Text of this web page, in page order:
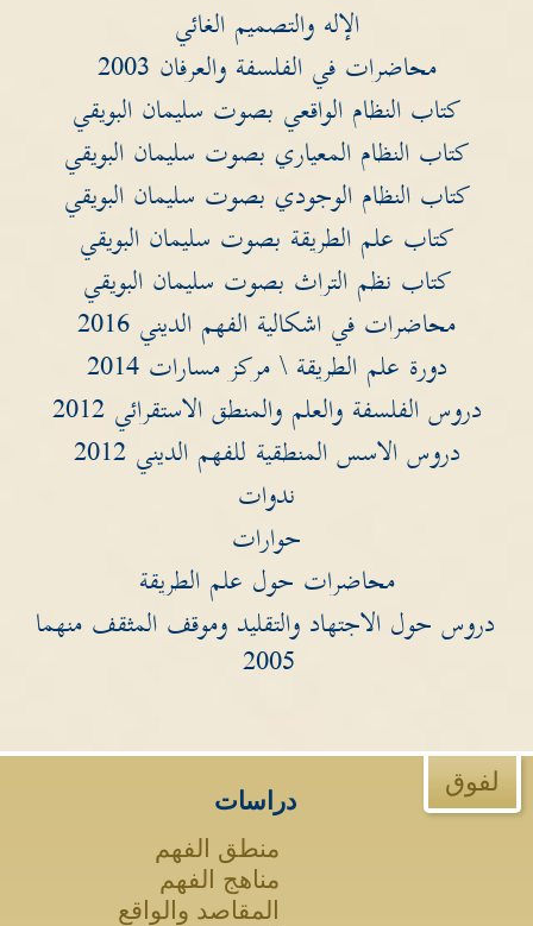
الإله والتصميم الغائي
محاضرات في الفلسفة والعرفان 2003
كتاب النظام الواقعي بصوت سليمان البويقي
كتاب النظام المعياري بصوت سليمان البويقي
كتاب النظام الوجودي بصوت سليمان البويقي
كتاب علم الطريقة بصوت سليمان البويقي
كتاب نظم التراث بصوت سليمان البويقي
محاضرات في اشكالية الفهم الديني 2016
دورة علم الطريقة \ مركز مسارات 2014
دروس الفلسفة والعلم والمنطق الاستقرائي 2012
دروس الاسس المنطقية للفهم الديني 2012
ندوات
حوارات
محاضرات حول علم الطريقة
دروس حول الاجتهاد والتقليد وموقف المثقف منهما
2005
لفوق
دراسات
منطق الفهم
مناهج الفهم
المقاصد والواقع